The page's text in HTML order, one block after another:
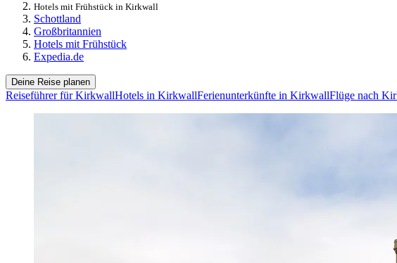
Hotels mit Frühstück in Kirkwall
Schottland
Großbritannien
Hotels mit Frühstück
Expedia.de
Deine Reise planen
Reiseführer für KirkwallHotels in KirkwallFerienunterkünfte in KirkwallFlüge nach